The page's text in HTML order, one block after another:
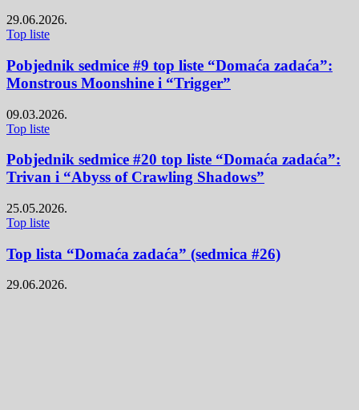
29.06.2026.
Top liste
Pobjednik sedmice #9 top liste “Domaća zadaća”:
Monstrous Moonshine i “Trigger”
09.03.2026.
Top liste
Pobjednik sedmice #20 top liste “Domaća zadaća”:
Trivan i “Abyss of Crawling Shadows”
25.05.2026.
Top liste
Top lista “Domaća zadaća” (sedmica #26)
29.06.2026.